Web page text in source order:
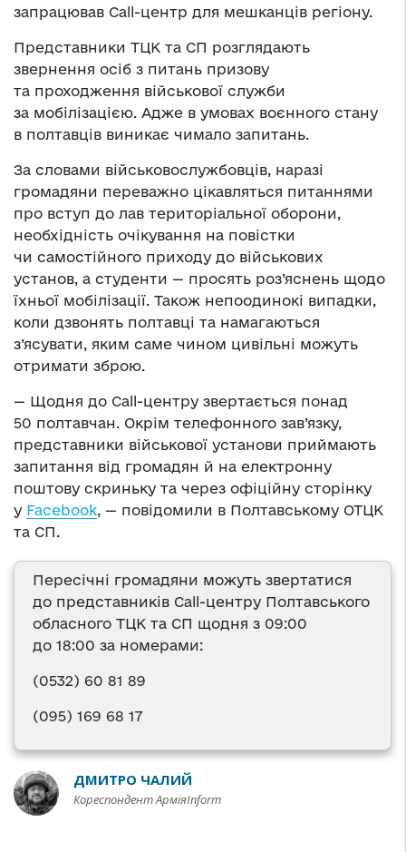
запрацював Call-центр для мешканців регіону.
Представники ТЦК та СП розглядають
звернення осіб з питань призову
та проходження військової служби
за мобілізацією. Адже в умовах воєнного стану
в полтавців виникає чимало запитань.
За словами військовослужбовців, наразі
громадяни переважно цікавляться питаннями
про вступ до лав територіальної оборони,
необхідність очікування на повістки
чи самостійного приходу до військових
установ, а студенти — просять роз’яснень щодо
їхньої мобілізації. Також непоодинокі випадки,
коли дзвонять полтавці та намагаються
з’ясувати, яким саме чином цивільні можуть
отримати зброю.
— Щодня до Call-центру звертається понад
50 полтавчан. Окрім телефонного зав’язку,
представники військової установи приймають
запитання від громадян й на електронну
поштову скриньку та через офіційну сторінку
у Facebook, — повідомили в Полтавському ОТЦК
та СП.
Пересічні громадяни можуть звертатися
до представників Call-центру Полтавського
обласного ТЦК та СП щодня з 09:00
до 18:00 за номерами:
(0532) 60 81 89
(095) 169 68 17
ДМИТРО ЧАЛИЙ
Кореспондент АрміяInform